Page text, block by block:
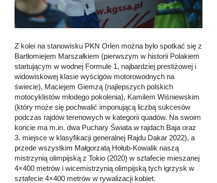
Z kolei na stanowisku PKN Orlen można było spotkać się z
Bartłomiejem Marszałkiem (pierwszym w historii Polakiem
startującym w wodnej Formule 1, najbardziej prestiżowej i
widowiskowej klasie wyścigów motorowodnych na
świecie), Maciejem Giemzą (najlepszych polskich
motocyklistów młodego pokolenia), Kamilem Wiśniewskim
(który może się pochwalić imponującą liczbą sukcesów
podczas rajdów terenowych w kategorii quadów. Na swoim
koncie ma m.in. dwa Puchary Świata w rajdach Baja oraz
3. miejsce w klasyfikacji generalnej Rajdu Dakar 2022), a
przede wszystkim Małgorzatą Hołub-Kowalik naszą
mistrzynią olimpijską z Tokio (2020) w sztafecie mieszanej
4×400 metrów i wicemistrzynią olimpijską tych igrzysk w
sztafecie 4×400 metrów w rywalizacji kobiet.